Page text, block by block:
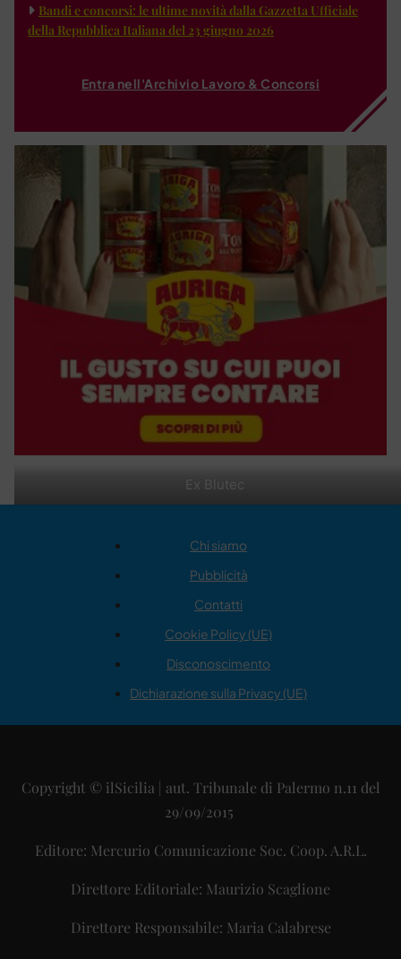
Ex Blutec
Bandi e concorsi: le ultime novità dalla Gazzetta Ufficiale
della Repubblica Italiana del 23 giugno 2026
Entra nell'Archivio Lavoro & Concorsi
Chi siamo
Pubblicità
Contatti
Cookie Policy (UE)
Disconoscimento
Dichiarazione sulla Privacy (UE)
Copyright © ilSicilia | aut. Tribunale di Palermo n.11 del
29/09/2015
Editore: Mercurio Comunicazione Soc. Coop. A.R.L.
Direttore Editoriale: Maurizio Scaglione
Direttore Responsabile: Maria Calabrese